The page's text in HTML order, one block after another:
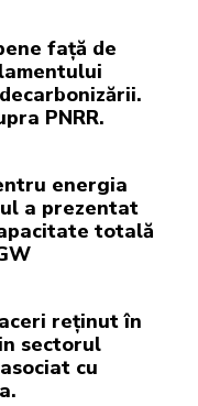
față de
PNRR.
energia
a prezentat
totală
reținut în
sectorul
cu